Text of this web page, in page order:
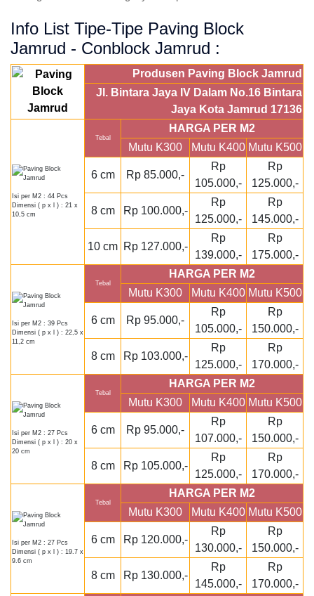
Info List Tipe-Tipe Paving Block
Jamrud - Conblock Jamrud :
Produsen Paving Block Jamrud
Jl. Bintara Jaya IV Dalam No.16 Bintara
Jaya Kota Jamrud 17136
Isi per M2 : 44 Pcs
Dimensi ( p x l ) : 21 x
10,5 cm
Tebal
HARGA PER M2
Mutu K300
Mutu K400 Mutu K500
6 cm Rp 85.000,-
Rp
105.000,-
Rp
125.000,-
8 cm Rp 100.000,-
Rp
125.000,-
Rp
145.000,-
10 cm Rp 127.000,-
Rp
139.000,-
Rp
175.000,-
Isi per M2 : 39 Pcs
Dimensi ( p x l ) : 22,5 x
11,2 cm
Tebal
HARGA PER M2
Mutu K300
Mutu K400 Mutu K500
6 cm Rp 95.000,-
Rp
105.000,-
Rp
150.000,-
8 cm Rp 103.000,-
Rp
125.000,-
Rp
170.000,-
Isi per M2 : 27 Pcs
Dimensi ( p x l ) : 20 x
20 cm
Tebal
HARGA PER M2
Mutu K300
Mutu K400 Mutu K500
6 cm Rp 95.000,-
Rp
107.000,-
Rp
150.000,-
8 cm Rp 105.000,-
Rp
125.000,-
Rp
170.000,-
Isi per M2 : 27 Pcs
Dimensi ( p x l ) : 19.7 x
9.6 cm
Tebal
HARGA PER M2
Mutu K300
Mutu K400 Mutu K500
6 cm Rp 120.000,-
Rp
130.000,-
Rp
150.000,-
8 cm Rp 130.000,-
Rp
145.000,-
Rp
170.000,-